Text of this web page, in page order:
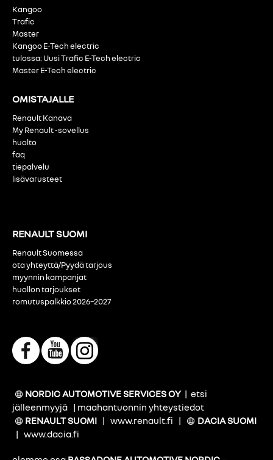
Kangoo
Trafic
Master
Kangoo E-Tech electric
tulossa: Uusi Trafic E-Tech electric
Master E-Tech electric
OMISTAJALLE
Renault Kanava
My Renault -sovellus
huolto
faq
tiepalvelu
lisävarusteet
RENAULT SUOMI
Renault Suomessa
ota yhteyttä/Pyydä tarjous
myynnin kampanjat
huollon tarjoukset
romutuspalkkio 2026–2027
NORDIC AUTOMOTIVE SERVICES OY | etsi
jälleenmyyjä | maahantuonnin yhteystiedot
RENAULT SUOMI | www.renault.fi |
DACIA SUOMI
| www.dacia.fi